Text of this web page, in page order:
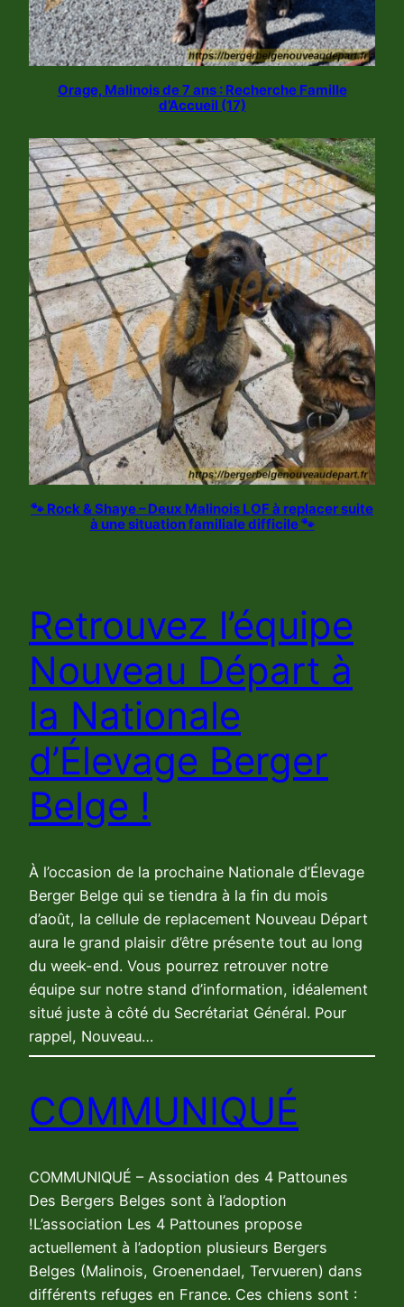
Orage, Malinois de 7 ans : Recherche Famille
d’Accueil (17)
🐾 Rock & Shaye – Deux Malinois LOF à replacer suite
à une situation familiale difficile 🐾
Retrouvez l’équipe
Nouveau Départ à
la Nationale
d’Élevage Berger
Belge !
À l’occasion de la prochaine Nationale d’Élevage
Berger Belge qui se tiendra à la fin du mois
d’août, la cellule de replacement Nouveau Départ
aura le grand plaisir d’être présente tout au long
du week-end. Vous pourrez retrouver notre
équipe sur notre stand d’information, idéalement
situé juste à côté du Secrétariat Général. Pour
rappel, Nouveau…
COMMUNIQUÉ
COMMUNIQUÉ – Association des 4 Pattounes
Des Bergers Belges sont à l’adoption
!L’association Les 4 Pattounes propose
actuellement à l’adoption plusieurs Bergers
Belges (Malinois, Groenendael, Tervueren) dans
différents refuges en France. Ces chiens sont :